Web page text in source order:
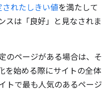
れたしきい値を満たして
スは「良好」と見なされま
のページがある場合は、そ
を始める際にサイトの全体
トで最も人気のあるページ